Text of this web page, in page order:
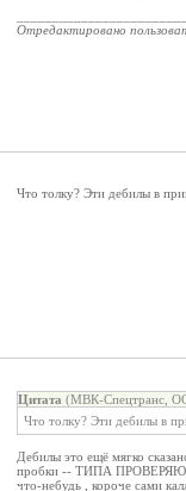
Отредактировано
Что толку? Эти дебилы в
Цитата (МВК-Спецтранс,
Что толку? Эти дебилы в
Дебилы это ещё мягко
пробки -- ТИПА
что-небудь , короче сами